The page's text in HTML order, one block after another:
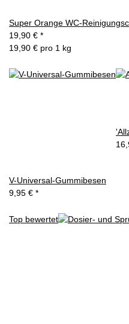
Super Orange WC-
19,90 € *
19,90 € pro 1 kg
V-Universal-Gummibesen
9,95 € *
Top bewertet